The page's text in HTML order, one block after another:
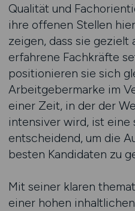
Qualität und
ihre offenen Stellen
zeigen, dass sie gezielt
erfahrene Fachkräfte
positionieren sie sich
Arbeitgebermarke im
einer Zeit, in der der
intensiver wird, ist eine
entscheidend, um die
besten Kandidaten zu
Mit seiner klaren
einer hohen